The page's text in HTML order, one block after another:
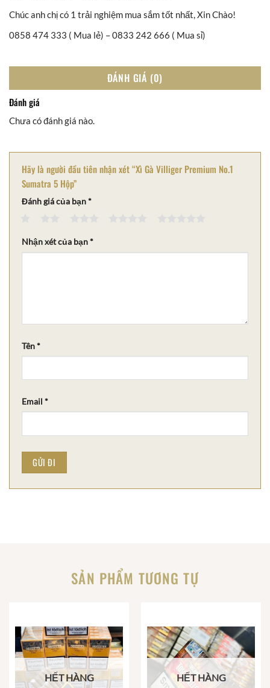
Chúc anh chị có 1 trải nghiệm mua sắm tốt nhất, Xin Chào!
0858 474 333 ( Mua lẻ) – 0833 242 666 ( Mua sỉ)
ĐÁNH GIÁ (0)
Đánh giá
Chưa có đánh giá nào.
Hãy là người đầu tiên nhận xét “Xì Gà Villiger Premium No.1
Sumatra 5 Hộp”
Đánh giá của bạn*
Nhận xét của bạn*
Tên*
Email *
SẢN PHẨM TƯƠNG TỰ
HẾT HÀNG HẾT HÀNG